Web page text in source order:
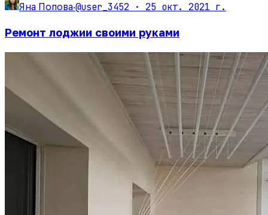
Яна Попова·@user_3452 · 25 окт. 2021 г.
Ремонт лоджии своими руками